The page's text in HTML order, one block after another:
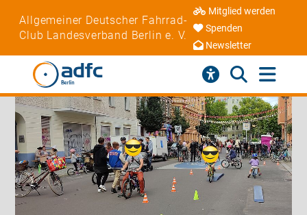
Allgemeiner Deutscher Fahrrad-
Club Landesverband Berlin e. V.
Mitglied werden
Spenden
Newsletter